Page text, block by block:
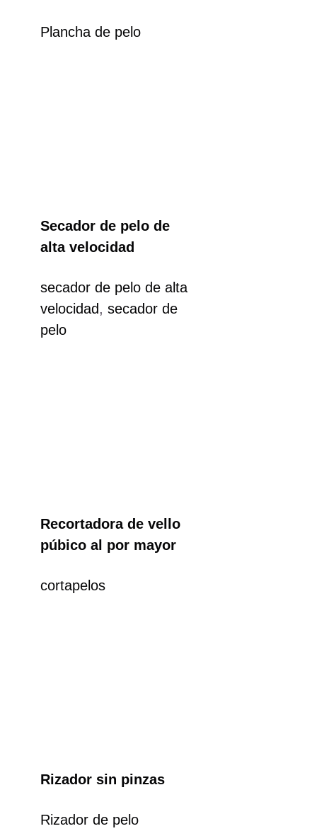
Plancha de pelo
Secador de pelo de
alta velocidad
secador de pelo de alta
velocidad,secador de
pelo
Recortadora de vello
púbico al por mayor
cortapelos
Rizador sin pinzas
Rizador de pelo